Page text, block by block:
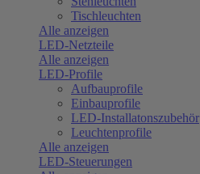
Tischleuchten
Alle anzeigen
LED-Netzteile
Alle anzeigen
LED-Profile
Aufbauprofile
Einbauprofile
LED-Installatonszubehör
Leuchtenprofile
Alle anzeigen
LED-Steuerungen